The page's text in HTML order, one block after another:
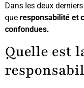
Dans les deux
que responsabilité et
confondues.
Quelle est